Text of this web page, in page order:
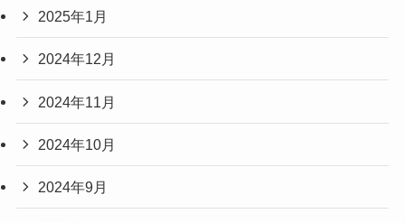
2025年1月
2024年12月
2024年11月
2024年10月
2024年9月